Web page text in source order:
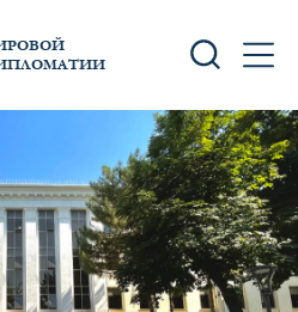
SEARCH